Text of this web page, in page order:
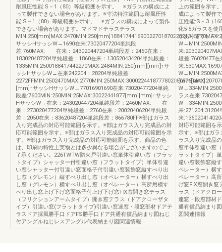
耐風圧性能:S－1（80）等級範囲を示す。 ※ガラスの構成によ
って製作できない場合があります。※寸法特注範囲は耐風圧性
能:S－1（80）等級範囲を示す。 ※ガラスの構成によって製作
できない場合があります。マドマドテラステラス
サッシHサッシW→1690在来:73020477204単純段
差:760MAX: 在来：243020447204単純段差：2460在来：
183020487204単純段差：1860在来：130520434204単純段差：
1335MIN:2500188417442270MAX:2484MIN:250[mm][mm]↑サ
ッシHサッシW→在来242204：28204単純段差
2272FFMIN:2502470MAX:2770MIN:250MAX:3000224418777802060876[mm]
[mm]↑サッシHサッシW→77016901690在来:73020477204単純
段差:7600MIN:250MIN:25MAX:30022441877[mm][mm]↑サッシ
HサッシW→在来：243020447204単純段差：2460MAX: 在
来：273020477204単純段差：2760在来：20020406204単純段
差：2050在来：83620487204単純段差：866780FF※部はガラス
入り完成品の対応可能範囲を示す。※部はガラス入り完成品の対
応可能範囲を示す。※部はガラス入り完成品の対応可能範囲を示
す。※部はガラス入り完成品の対応可能範囲を示す。商品の色
は、印刷の特性上実物とは多少異なる場合がございますのでご
了承ください。226TWTW防火戸引違い窓単体引違い窓（フラッ
トタイプ）シャッター付引違い窓（フラットタイプ）単体引違
い窓シャッター付引違い窓面格子付引違い窓装飾窓縦すべり出
し窓（グレモン）縦すべり出し窓（オペレーター）横すべり出
し窓（グレモン）横すべり出し窓（オペレーター）高所用横す
べり出し窓上げ下げ窓面格子付上げ下げ窓FIX窓開き窓テラス
（フリクションアームタイプ）開き窓テラス（ドアクローザタ
イプ）引違い窓(フラットタイプ)引違い窓連窓・段窓部材ドアテ
ラスドア採風勝手口ドアFS勝手口ドア共通有償品納まり図ねじ
付アングルねじレスアングル代表納まり図関連情報
上の範囲を示す
成によって製作
圧性能:S－3（
化5-5ガラスを使
があります。Fマ
来
段差:76020477在
来
ラス在来
来
来
対応可能範囲を
示す。※部はガラ
ラス入り完成品
窓単体引違い窓
ラットタイプ）
違い窓装飾窓縦
ペレーター）横
ペレーター）高
げ窓FIX窓開き窓
ラス（ドアクロ
連窓・段窓部材
通有償品納まり
図関連情報